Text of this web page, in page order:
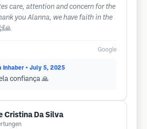
care, attention and concern for the
you Alanna, we have faith in the
Google
Inhaber • July 5, 2025
confiança 🙏
Cristina Da Silva